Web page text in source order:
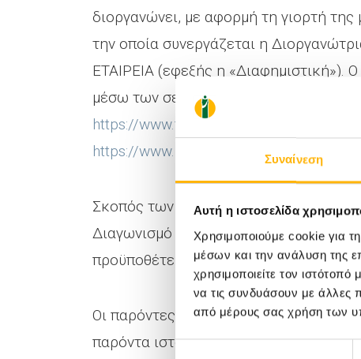
Συναίνεση
Αυτή η ιστοσελίδα
Χρησιμοποιούμε cookie για
μέσων και την ανάλυση της
χρησιμοποιείτε τον
να τις συνδυάσουν με άλλες
από μέρους σας χρήση των
διοργανώνει, με αφορμή τη γιορτή
την οποία συνεργάζεται η
ΕΤΑΙΡΕΙΑ (εφεξής η «Διαφημιστική»).
μέσω των σελίδων που διατηρεί η
https://www.facebook.com/
https://www.instagram.com/
Σκοπός των παρόντων όρων (εφεξής
Διαγωνισμό κάθε συμμετέχοντος και
προϋποθέτει και συνεπάγεται την
Οι παρόντες Όροι βρίσκονται
παρόντα ιστότοποhttps://bit.ly/3tscDpl